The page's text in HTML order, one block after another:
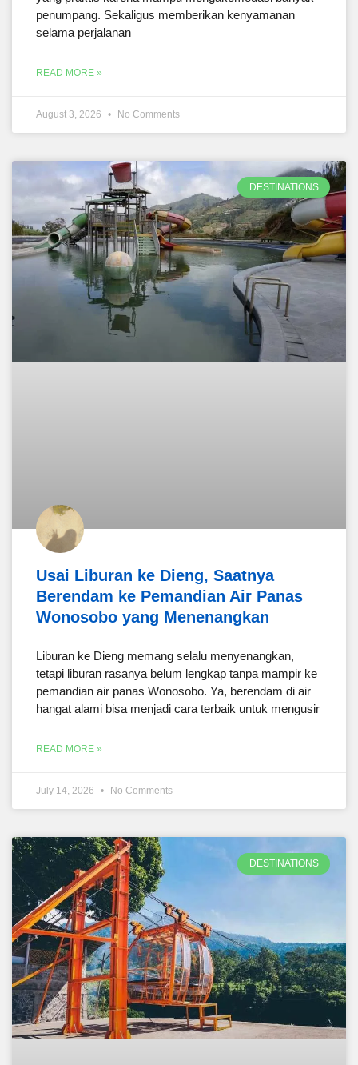
penumpang. Sekaligus memberikan kenyamanan
selama perjalanan
READ MORE »
August 3, 2026 No Comments
DESTINATIONS
Usai Liburan ke Dieng, Saatnya
Berendam ke Pemandian Air Panas
Wonosobo yang Menenangkan
Liburan ke Dieng memang selalu menyenangkan,
tetapi liburan rasanya belum lengkap tanpa mampir ke
pemandian air panas Wonosobo. Ya, berendam di air
hangat alami bisa menjadi cara terbaik untuk mengusir
READ MORE »
July 14, 2026 No Comments
DESTINATIONS